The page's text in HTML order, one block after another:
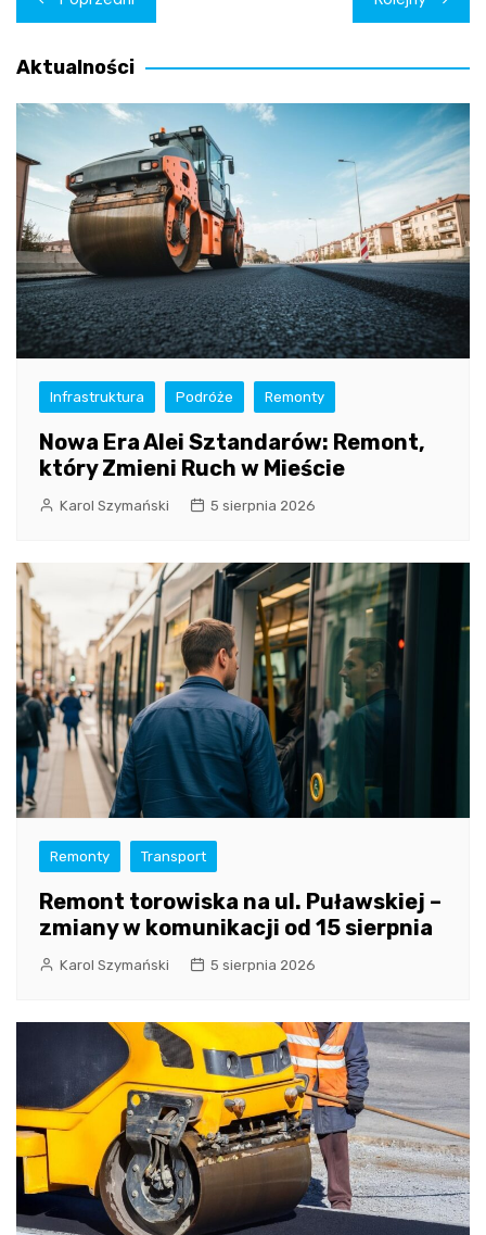
wpisu
Aktualności
Infrastruktura Podróże Remonty
Nowa Era Alei Sztandarów: Remont,
który Zmieni Ruch w Mieście
Karol Szymański 5 sierpnia 2026
Remonty Transport
Remont torowiska na ul. Puławskiej –
zmiany w komunikacji od 15 sierpnia
Karol Szymański 5 sierpnia 2026